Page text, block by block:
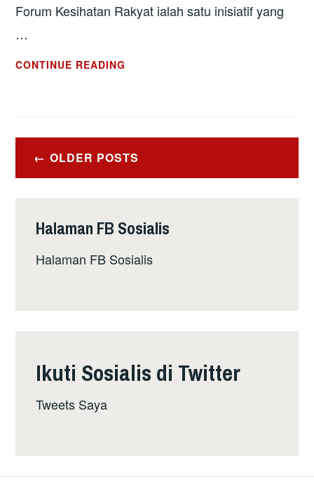
Forum Kesihatan Rakyat ialah satu inisiatif yang
…
CONTINUE READING
KAWAL
WABAK
SYOR
FORUM
Posts
navigation
OLDER POSTS
Halaman FB Sosialis
Halaman FB Sosialis
Ikuti Sosialis di Twitter
Tweets Saya